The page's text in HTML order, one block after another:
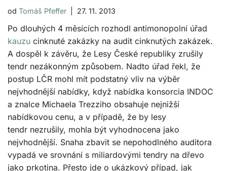
od Tomáš Pfeffer 27. 11. 2013
Po dlouhých 4 měsících rozhodl antimonopolní úřad
kauzu cinknuté zakázky na audit cinknutých zakázek.
A dospěl k závěru, že Lesy České republiky zrušily
tendr nezákonným způsobem. Nadto úřad řekl, že
postup LČR mohl mít podstatný vliv na výběr
nejvhodnější nabídky, když nabídka konsorcia INDOC
a znalce Michaela Trezziho obsahuje nejnižší
nabídkovou cenu, a v případě, že by lesy
tendr nezrušily, mohla být vyhodnocena jako
nejvhodnější. Snaha zbavit se nepohodlného auditora
vypadá ve srovnání s miliardovými tendry na dřevo
jako prkotina. Přesto jde o ukázkový případ, jak